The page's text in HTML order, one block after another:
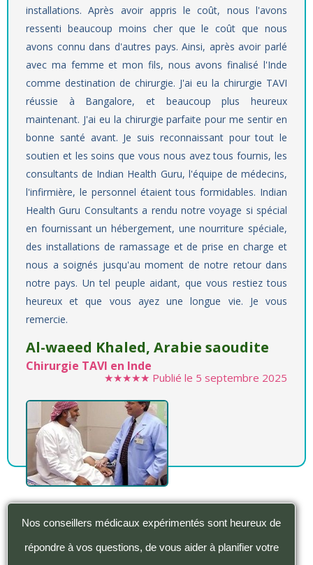
installations. Après avoir appris le coût, nous l'avons
ressenti beaucoup moins cher que le coût que nous
avons connu dans d'autres pays. Ainsi, après avoir parlé
avec ma femme et mon fils, nous avons finalisé l'Inde
comme destination de chirurgie. J'ai eu la chirurgie TAVI
réussie à Bangalore, et beaucoup plus heureux
maintenant. J'ai eu la chirurgie parfaite pour me sentir en
bonne santé avant. Je suis reconnaissant pour tout le
soutien et les soins que vous nous avez tous fournis, les
consultants de Indian Health Guru, l'équipe de médecins,
l'infirmière, le personnel étaient tous formidables. Indian
Health Guru Consultants a rendu notre voyage si spécial
en fournissant un hébergement, une nourriture spéciale,
des installations de ramassage et de prise en charge et
nous a soignés jusqu'au moment de notre retour dans
notre pays. Un tel peuple aidant, que vous restiez tous
heureux et que vous ayez une longue vie. Je vous
remercie.
Al-waeed Khaled, Arabie saoudite
Chirurgie TAVI en Inde
★★★★★ Publié le 5 septembre 2025
Nos conseillers médicaux expérimentés sont heureux de
répondre à vos questions, de vous aider à planifier votre